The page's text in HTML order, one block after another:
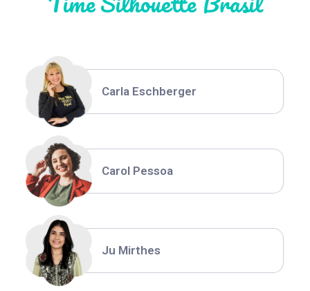
Thiara Ney
Carla Eschberger
Carol Pessoa
Ju Mirthes